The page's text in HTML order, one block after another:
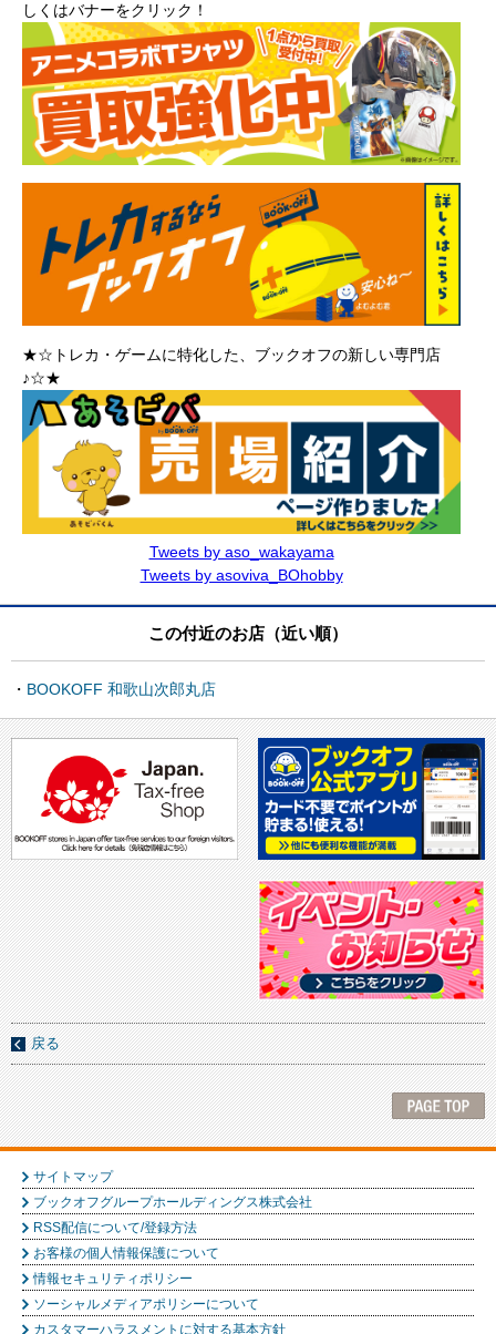
しくはバナーをクリック！
★☆トレカ・ゲームに特化した、ブックオフの新しい専門店
♪☆★
Tweets by aso_wakayama
Tweets by asoviva_BOhobby
この付近のお店（近い順）
BOOKOFF 和歌山次郎丸店
戻る
サイトマップ
ブックオフグループホールディングス株式会社
RSS配信について/登録方法
お客様の個人情報保護について
情報セキュリティポリシー
ソーシャルメディアポリシーについて
カスタマーハラスメントに対する基本方針